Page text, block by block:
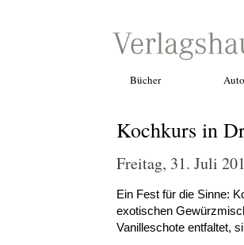
Bücher
Kochkurs in
Freitag, 31. Juli
Ein Fest für die Sinne:
exotischen
Vanilleschote entfaltet,